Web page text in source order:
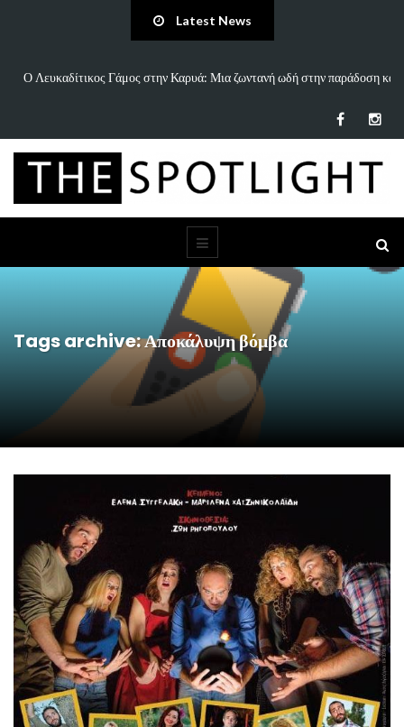
Latest News
και «Άννα Είσαι Καλά;»: Το νέο τραγούδι του Δημήτρη Πανανάκη
Tags archive: Αποκάλυψη βόμβα